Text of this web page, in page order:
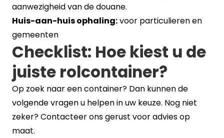
aanwezigheid van de douane.
Huis-aan-huis ophaling:voor particulieren en
gemeenten
Checklist: Hoe kiest u de
juiste rolcontainer?
Op zoek naar een container? Dan kunnen de
volgende vragen u helpen in uw keuze. Nog niet
zeker? Contacteer ons gerust voor advies op
maat.